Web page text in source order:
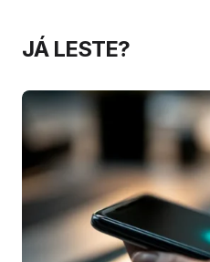
JÁ LESTE?